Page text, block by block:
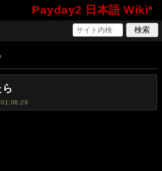
Payday2 日本語 Wiki*